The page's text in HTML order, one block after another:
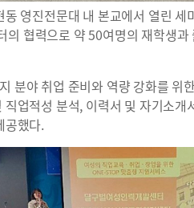
동 영진전문대 내 본교에서 열린
의 협력으로 약 50여명의 재학생
분야 취업 준비와 역량 강화를 위
직업적성 분석, 이력서 및 자기소
공했다.